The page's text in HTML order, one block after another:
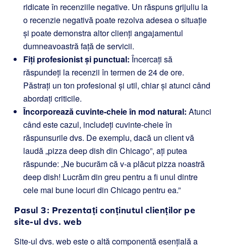
ridicate în recenziile negative. Un răspuns grijuliu la
o recenzie negativă poate rezolva adesea o situație
și poate demonstra altor clienți angajamentul
dumneavoastră față de servicii.
Fiți profesionist și punctual: Încercați să
răspundeți la recenzii în termen de 24 de ore.
Păstrați un ton profesional și util, chiar și atunci când
abordați criticile.
Încorporează cuvinte-cheie în mod natural: Atunci
când este cazul, includeți cuvinte-cheie în
răspunsurile dvs. De exemplu, dacă un client vă
laudă „pizza deep dish din Chicago”, ați putea
răspunde: „Ne bucurăm că v-a plăcut pizza noastră
deep dish! Lucrăm din greu pentru a fi unul dintre
cele mai bune locuri din Chicago pentru ea.”
Pasul 3: Prezentați conținutul clienților pe
site-ul dvs. web
Site-ul dvs. web este o altă componentă esențială a